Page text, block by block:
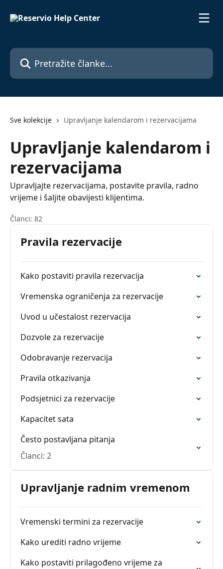
Pretražite članke...
Sve kolekcije Upravljanje kalendarom i rezervacijama
Upravljanje kalendarom i
rezervacijama
Upravljajte rezervacijama, postavite pravila, radno
vrijeme i šaljite obavijesti klijentima.
Članci: 82
Pravila rezervacije
Kako postaviti pravila rezervacija
Vremenska ograničenja za rezervacije
Uvod u učestalost rezervacija
Dozvole za rezervacije
Odobravanje rezervacija
Pravila otkazivanja
Podsjetnici za rezervacije
Kapacitet sata
Često postavljana pitanja
Članci: 2
Upravljanje radnim vremenom
Vremenski termini za rezervacije
Kako urediti radno vrijeme
Kako postaviti prilagođeno vrijeme za